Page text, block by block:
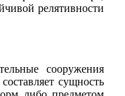
релятивности
сооружения
сущность